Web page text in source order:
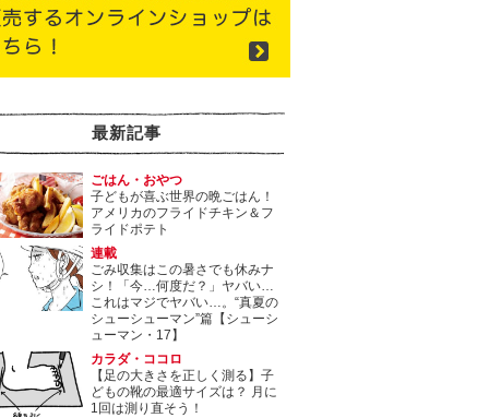
最新記事
ごはん・おやつ
子どもが喜ぶ世界の晩ごはん！
アメリカのフライドチキン＆フ
ライドポテト
連載
ごみ収集はこの暑さでも休みナ
シ！「今…何度だ？」ヤバい…
これはマジでヤバい…。“真夏の
シューシューマン”篇【シューシ
ューマン・17】
カラダ・ココロ
【足の大きさを正しく測る】子
どもの靴の最適サイズは？ 月に
1回は測り直そう！